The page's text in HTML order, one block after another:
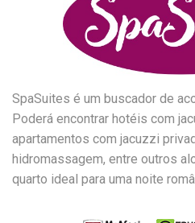
SpaSuites é um buscador de
Poderá encontrar hotéis com
apartamentos com jacuzzi
hidromassagem, entre outros
quarto ideal para uma noite